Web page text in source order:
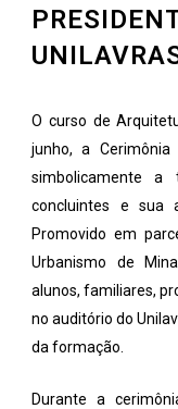
O curso de
junho, a
simbolicamente a
concluintes e sua
Promovido em
Urbanismo de
alunos, familiares,
no auditório do
da formação.
Durante a